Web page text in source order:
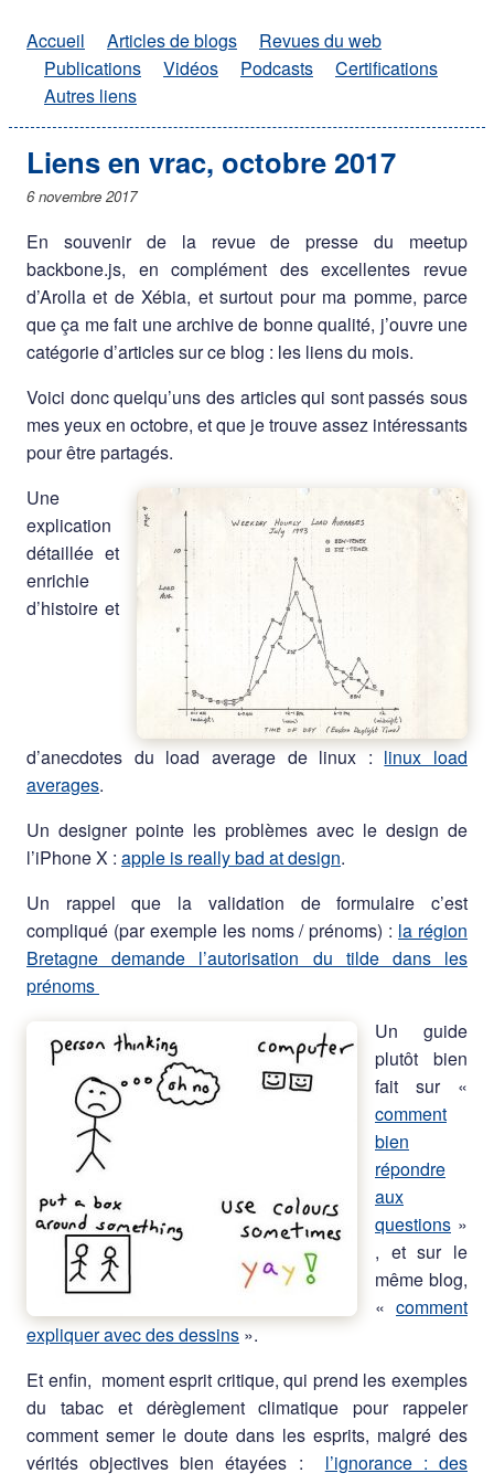
Accueil Articles de blogs
Revues du web
Publications
Vidéos Podcasts
Certifications
Autres liens
Liens en vrac, octobre 2017
6 novembre 2017
En souvenir de la revue de presse du meetup
backbone.js, en complément des excellentes revue
d’Arolla et de Xébia, et surtout pour ma pomme, parce
que ça me fait une archive de bonne qualité, j’ouvre une
catégorie d’articles sur ce blog : les liens du mois.
Voici donc quelqu’uns des articles qui sont passés sous
mes yeux en octobre, et que je trouve assez intéressants
pour être partagés.
Une
explication
détaillée et
enrichie
d’histoire et
d’anecdotes du load average de linux : linux load
averages.
Un designer pointe les problèmes avec le design de
l’iPhone X : apple is really bad at design.
Un rappel que la validation de formulaire c’est
compliqué (par exemple les noms / prénoms) : la région
Bretagne demande l’autorisation du tilde dans les
prénoms
Un guide
plutôt bien
fait sur «
comment
bien
répondre
aux
questions »
, et sur le
même blog,
« comment
expliquer avec des dessins ».
Et enfin, moment esprit critique, qui prend les exemples
du tabac et dérèglement climatique pour rappeler
comment semer le doute dans les esprits, malgré des
vérités objectives bien étayées : l’ignorance : des